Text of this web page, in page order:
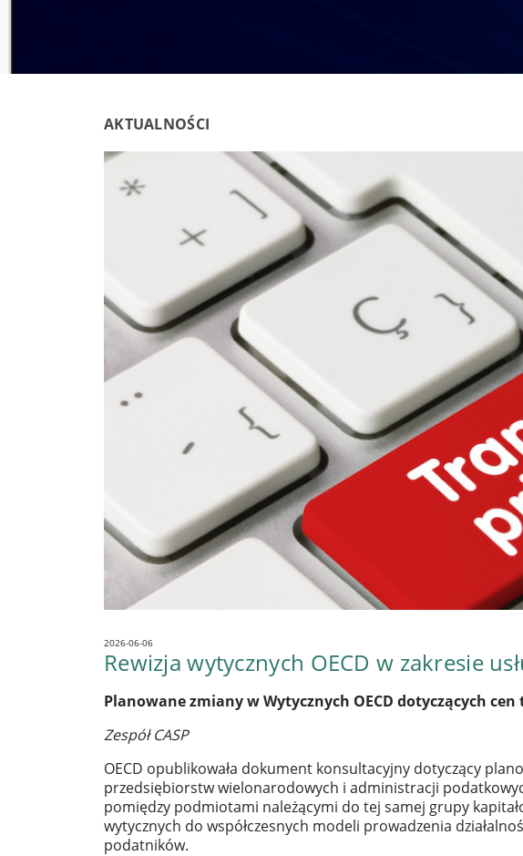
AKTUALNOŚCI
2026-06-06
Rewizja wytycznych OECD w zakresie
Planowane zmiany w Wytycznych OECD dotyczących
Zespół CASP
OECD opublikowała dokument konsultacyjny dotyczący
przedsiębiorstw wielonarodowych i administracji
pomiędzy podmiotami należącymi do tej samej grupy
wytycznych do współczesnych modeli prowadzenia
podatników.